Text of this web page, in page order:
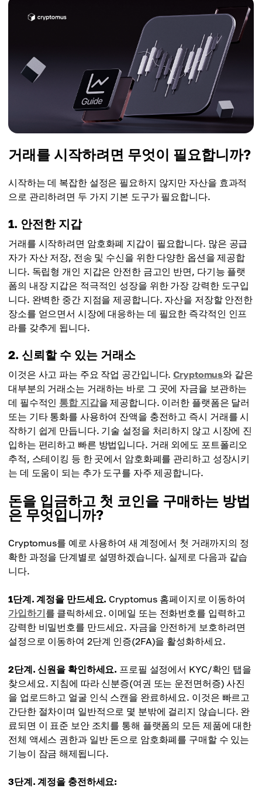
거래를 시작하려면 무엇이 필요합니까?
시작하는 데 복잡한 설정은 필요하지 않지만 자산을 효과적
으로 관리하려면 두 가지 기본 도구가 필요합니다.
1. 안전한 지갑
거래를 시작하려면 암호화폐 지갑이 필요합니다. 많은 공급
자가 자산 저장, 전송 및 수신을 위한 다양한 옵션을 제공합
니다. 독립형 개인 지갑은 안전한 금고인 반면, 다기능 플랫
폼의 내장 지갑은 적극적인 성장을 위한 가장 강력한 도구입
니다. 완벽한 중간 지점을 제공합니다. 자산을 저장할 안전한
장소를 얻으면서 시장에 대응하는 데 필요한 즉각적인 인프
라를 갖추게 됩니다.
2. 신뢰할 수 있는 거래소
이것은 사고 파는 주요 작업 공간입니다.Cryptomus와 같은
대부분의 거래소는 거래하는 바로 그 곳에 자금을 보관하는
데 필수적인 통합 지갑을 제공합니다. 이러한 플랫폼은 달러
또는 기타 통화를 사용하여 잔액을 충전하고 즉시 거래를 시
작하기 쉽게 만듭니다. 기술 설정을 처리하지 않고 시장에 진
입하는 편리하고 빠른 방법입니다. 거래 외에도 포트폴리오
추적, 스테이킹 등 한 곳에서 암호화폐를 관리하고 성장시키
는 데 도움이 되는 추가 도구를 자주 제공합니다.
돈을 입금하고 첫 코인을 구매하는 방법
은 무엇입니까?
Cryptomus를 예로 사용하여 새 계정에서 첫 거래까지의 정
확한 과정을 단계별로 설명하겠습니다. 실제로 다음과 같습
니다.
1단계. 계정을 만드세요. Cryptomus 홈페이지로 이동하여
가입하기를 클릭하세요. 이메일 또는 전화번호를 입력하고
강력한 비밀번호를 만드세요. 자금을 안전하게 보호하려면
설정으로 이동하여 2단계 인증(2FA)을 활성화하세요.
2단계. 신원을 확인하세요. 프로필 설정에서 KYC/확인 탭을
찾으세요. 지침에 따라 신분증(여권 또는 운전면허증) 사진
을 업로드하고 얼굴 인식 스캔을 완료하세요. 이것은 빠르고
간단한 절차이며 일반적으로 몇 분밖에 걸리지 않습니다. 완
료되면 이 표준 보안 조치를 통해 플랫폼의 모든 제품에 대한
전체 액세스 권한과 일반 돈으로 암호화폐를 구매할 수 있는
기능이 잠금 해제됩니다.
3단계. 계정을 충전하세요: